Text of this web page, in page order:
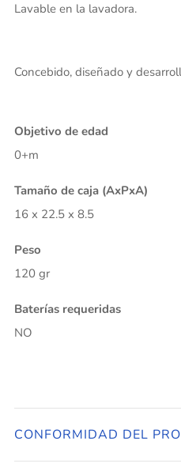
Lavable en la lavadora.
Concebido, diseñado y
Objetivo de edad
0+m
Tamaño de caja (AxPxA)
16 x 22.5 x 8.5
Peso
120 gr
Baterías requeridas
NO
CONFORMIDAD DEL